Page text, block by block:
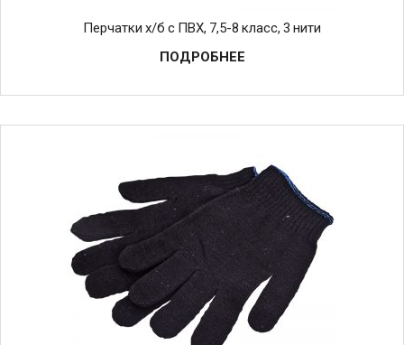
Перчатки х/б с ПВХ, 7,5-8 класс, 3 нити
ПОДРОБНЕЕ